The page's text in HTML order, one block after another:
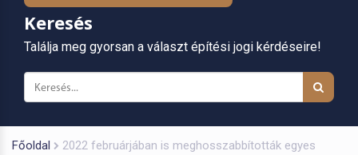
Keresés
Találja meg gyorsan a választ építési jogi kérdéseire!
Főoldal
2022 februárjában is meghosszabbították egyes